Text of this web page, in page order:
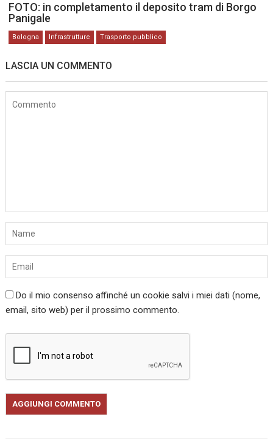
FOTO: in completamento il deposito tram di Borgo
Panigale
Bologna Infrastrutture Trasporto pubblico
LASCIA UN COMMENTO
Do il mio consenso affinché un cookie salvi i miei dati (nome,
email, sito web) per il prossimo commento.